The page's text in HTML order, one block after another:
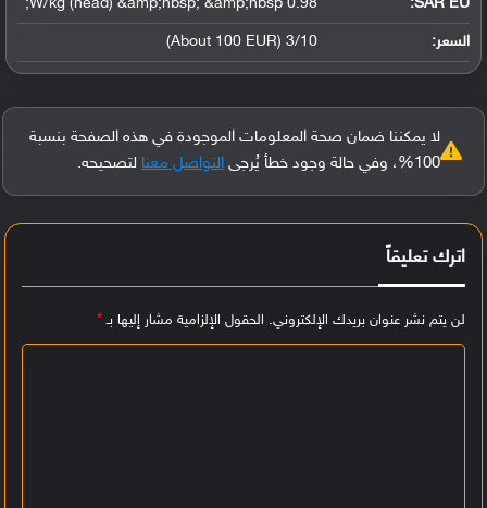
SAR EU:
0.98 W/kg (head) &amp;nbsp; &amp;nbsp;
السعر: 3/10 (About 100 EUR)
لا يمكننا ضمان صحة المعلومات الموجودة في هذه الصفحة بنسبة
100%، وفي حالة وجود خطأ يُرجى
التواصل معنا لتصحيحه.
اترك تعليقاً
لن يتم نشر عنوان بريدك الإلكتروني. الحقول الإلزامية مشار إليها بـ*